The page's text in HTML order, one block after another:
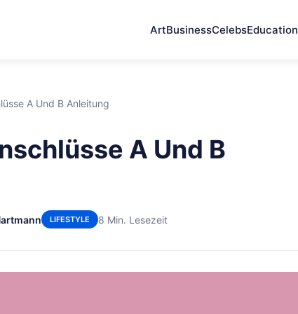
ArtBusinessCelebsEducation
A Und B Anleitung
A Und B
LIFESTYLE 8 Min. Lesezeit